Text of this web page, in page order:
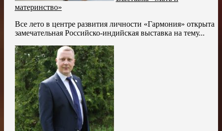
материнство»
Все лето в центре развития личности «Гармония» открыта
замечательная Российско-индийская выставка на тему...